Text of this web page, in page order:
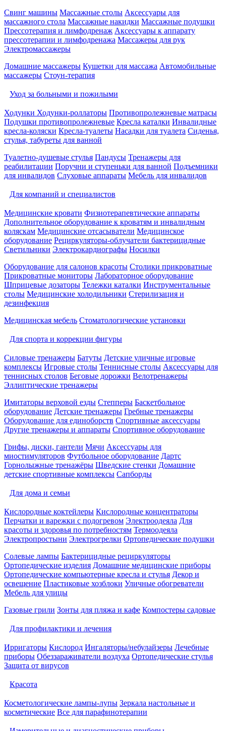
Свинг машины Массажные столы Аксессуары для
массажного стола Массажные накидки Массажные подушки
Прессотерапия и лимфодренаж Аксессуары к аппарату
прессотерапии и лимфодренажа Массажеры для рук
Электромассажеры
Домашние массажеры Кушетки для массажа Автомобильные
массажеры Стоун-терапия
Уход за больными и пожилыми
Ходунки Ходунки-роллаторы Противопролежневые матрасы
Подушки противопролежневые Кресла каталки Инвалидные
кресла-коляски Кресла-туалеты Насадки для туалета Сиденья,
стулья, табуреты для ванной
Туалетно-душевые стулья Пандусы Тренажеры для
реабилитации Поручни и ступеньки для ванной Подъемники
для инвалидов Слуховые аппараты Мебель для инвалидов
Для компаний и специалистов
Медицинские кровати Физиотерапевтические аппараты
Дополнительное оборудование к кроватям и инвалидным
коляскам Медицинские отсасыватели Медицинское
оборудование Рециркуляторы-облучатели бактерицидные
Светильники Электрокардиографы Носилки
Оборудование для салонов красоты Столики прикроватные
Прикроватные мониторы Лабораторное оборудование
Шприцевые дозаторы Тележки каталки Инструментальные
столы Медицинские холодильники Стерилизация и
дезинфекция
Медицинская мебель Стоматологические установки
Для спорта и коррекции фигуры
Силовые тренажеры Батуты Детские уличные игровые
комплексы Игровые столы Теннисные столы Аксессуары для
теннисных столов Беговые дорожки Велотренажеры
Эллиптические тренажеры
Имитаторы верховой езды Степперы Баскетбольное
оборудование Детские тренажеры Гребные тренажеры
Оборудование для единоборств Спортивные аксессуары
Другие тренажеры и аппараты Спортивное оборудование
Грифы, диски, гантели Мячи Аксессуары для
миостимуляторов Футбольное оборудование Дартс
Горнолыжные тренажёры Шведские стенки Домашние
детские спортивные комплексы Сапборды
Для дома и семьи
Кислородные коктейлеры Кислородные концентраторы
Перчатки и варежки с подогревом Электроодеяла Для
красоты и здоровья по потребностям Термоодеяла
Электропростыни Электрогрелки Ортопедические подушки
Солевые лампы Бактерицидные рециркуляторы
Ортопедические изделия Домашние медицинские приборы
Ортопедические компьютерные кресла и стулья Декор и
освещение Пластиковые хозблоки Уличные обогреватели
Мебель для улицы
Газовые грили Зонты для пляжа и кафе Компостеры садовые
Для профилактики и лечения
Ирригаторы Кислород Ингаляторы/небулайзеры Лечебные
приборы Обеззараживатели воздуха Ортопедические стулья
Защита от вирусов
Красота
Косметологические лампы-лупы Зеркала настольные и
косметические Все для парафинотерапии